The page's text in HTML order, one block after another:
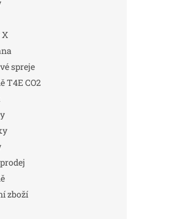
spreje
T4E CO2
zboží